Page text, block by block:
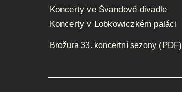
Koncerty ve Švandově divadle
Koncerty v Lobkowiczkém paláci
Brožura 33. koncertní sezony (PDF)